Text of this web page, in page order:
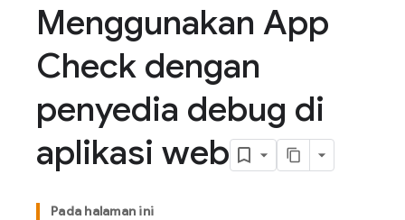
Menggunakan App
Check dengan
penyedia debug di
aplikasi web
Pada halaman ini